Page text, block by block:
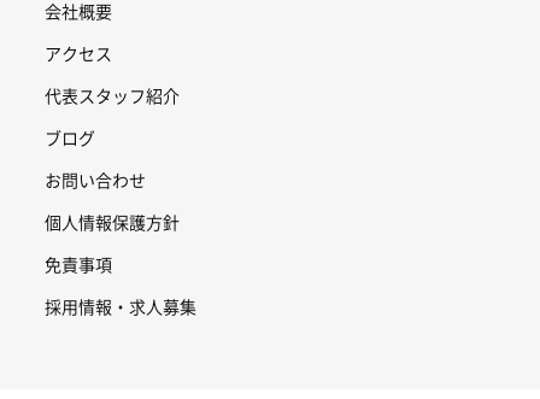
会社概要
アクセス
代表スタッフ紹介
ブログ
お問い合わせ
個人情報保護方針
免責事項
採用情報・求人募集